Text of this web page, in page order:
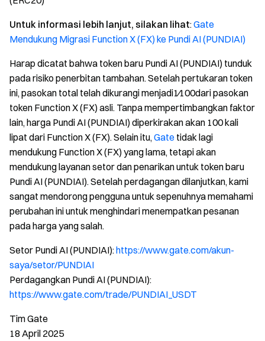
Untuk informasi lebih lanjut, silakan lihat:Gate
Mendukung Migrasi Function X (FX) ke Pundi AI (PUNDIAI)
Harap dicatat bahwa token baru Pundi AI (PUNDIAI) tunduk
pada risiko penerbitan tambahan. Setelah pertukaran token
ini, pasokan total telah dikurangi menjadi1⁄100dari pasokan
token Function X (FX) asli. Tanpa mempertimbangkan faktor
lain, harga Pundi AI (PUNDIAI) diperkirakan akan 100 kali
lipat dari Function X (FX). Selain itu,Gate tidak lagi
mendukung Function X (FX) yang lama, tetapi akan
mendukung layanan setor dan penarikan untuk token baru
Pundi AI (PUNDIAI). Setelah perdagangan dilanjutkan, kami
sangat mendorong pengguna untuk sepenuhnya memahami
perubahan ini untuk menghindari menempatkan pesanan
pada harga yang salah.
Setor Pundi AI (PUNDIAI):https://www.gate.com/akun-
saya/setor/PUNDIAI
Perdagangkan Pundi AI (PUNDIAI):
https://www.gate.com/trade/PUNDIAI_USDT
Tim Gate
18 April 2025